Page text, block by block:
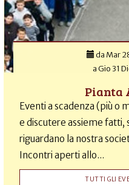
da Mar
aGio 31
Pianta
Eventi a scadenza (più o
e discutere assieme fatti,
riguardano la nostra
Incontri aperti allo...
TUTTI GLI